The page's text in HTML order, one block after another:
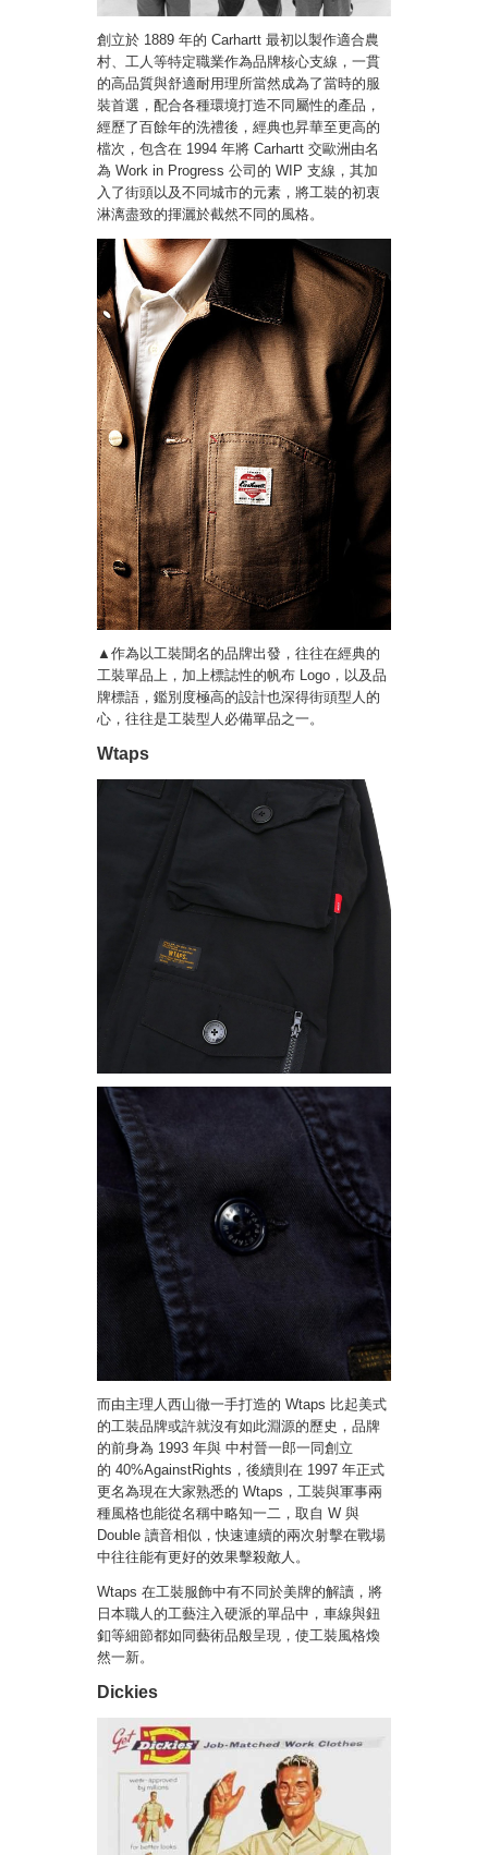
創立於 1889 年的 Carhartt 最初以製作適合農
村、工人等特定職業作為品牌核心支線，一貫
的高品質與舒適耐用理所當然成為了當時的服
裝首選，配合各種環境打造不同屬性的產品，
經歷了百餘年的洗禮後，經典也昇華至更高的
檔次，包含在 1994 年將 Carhartt 交歐洲由名
為 Work in Progress 公司的 WIP 支線，其加
入了街頭以及不同城市的元素，將工裝的初衷
淋漓盡致的揮灑於截然不同的風格。
▲作為以工裝聞名的品牌出發，往往在經典的
工裝單品上，加上標誌性的帆布 Logo，以及品
牌標語，鑑別度極高的設計也深得街頭型人的
心，往往是工裝型人必備單品之一。
Wtaps
而由主理人西山徹一手打造的 Wtaps 比起美式
的工裝品牌或許就沒有如此淵源的歷史，品牌
的前身為 1993 年與 中村晉一郎一同創立
的 40%AgainstRights，後續則在 1997 年正式
更名為現在大家熟悉的 Wtaps，工裝與軍事兩
種風格也能從名稱中略知一二，取自 W 與
Double 讀音相似，快速連續的兩次射擊在戰場
中往往能有更好的效果擊殺敵人。
Wtaps 在工裝服飾中有不同於美牌的解讀，將
日本職人的工藝注入硬派的單品中，車線與鈕
釦等細節都如同藝術品般呈現，使工裝風格煥
然一新。
Dickies